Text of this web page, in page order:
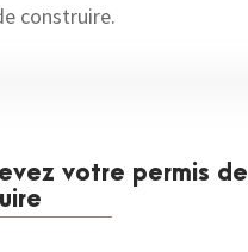
construire.
votre permis de